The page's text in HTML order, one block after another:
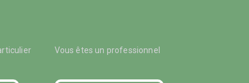
Vous êtes un professionnel